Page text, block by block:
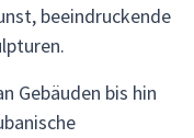
beeindruckende
Gebäuden bis hin